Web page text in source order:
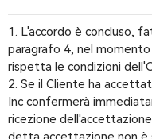
1. L'accordo è concluso,
paragrafo 4, nel
rispetta le condizioni
2. Se il Cliente ha
Inc confermerà
ricezione